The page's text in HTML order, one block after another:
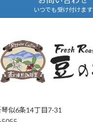
いつでも受け付けます
似6条14丁目7-31